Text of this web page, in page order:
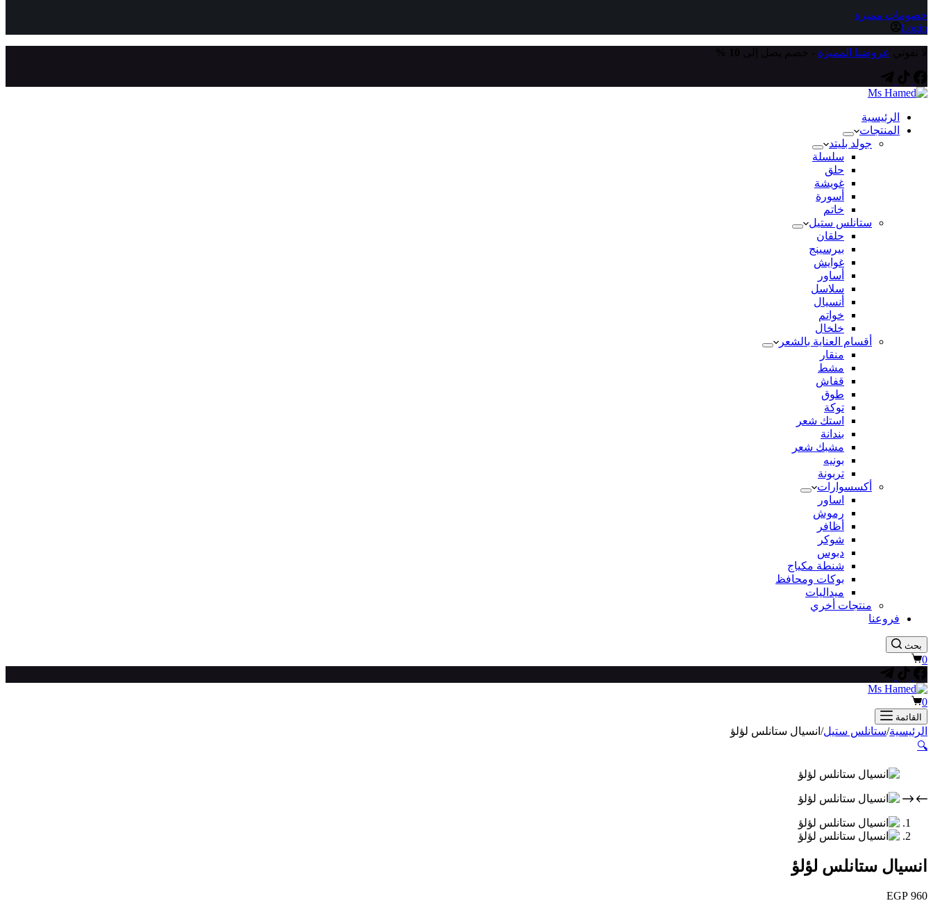
خصومات مميزة
Login
عروضنا المميزة
الرئيسية
المنتجات
جولد بليتد
سلسلة
حلق
غويشة
أسورة
خاتم
ستانلس ستيل
حلقان
بيرسينج
غوايش
أساور
سلاسل
أنسيال
خواتم
خلخال
أقسام العناية بالشعر
منقار
مشط
قفاش
طوق
توكة
استك شعر
بندانة
مشبك شعر
بونيه
تربونة
أكسسوارات
اساور
رموش
أظافر
شوكر
دبوس
شنطة مكياج
بوكات ومحافظ
ميداليات
منتجات أخري
فروعنا
بحث
عربة
0
عربة
التسوق
0
القائمة
الرئيسية/ستانلس ستيل/ انسيال ستانلس لؤلؤ
🔍
انسيال ستانلس لؤلؤ
EGP 960